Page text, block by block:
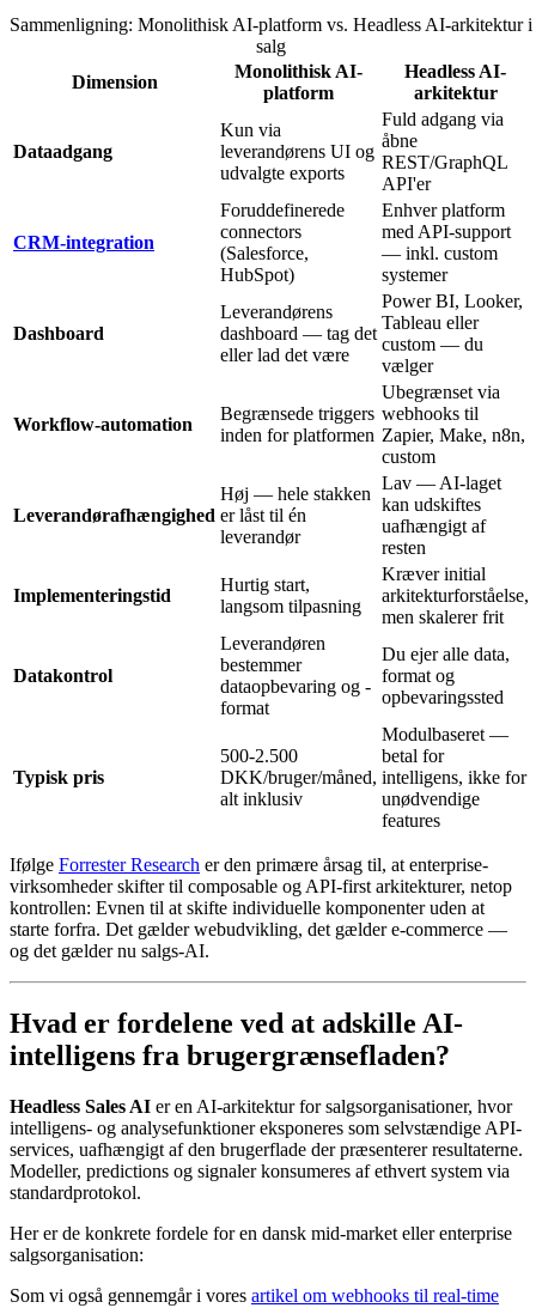
Sammenligning: Monolithisk AI-platform vs. Headless AI-arkitektur i
salg
Dimension
Monolithisk AI-
platform
Headless AI-
arkitektur
Dataadgang
Kun via
leverandørens UI og
udvalgte exports
Fuld adgang via
åbne
REST/GraphQL
API'er
CRM-integration
Foruddefinerede
connectors
(Salesforce,
HubSpot)
Enhver platform
med API-support
— inkl. custom
systemer
Dashboard
Leverandørens
dashboard — tag det
eller lad det være
Power BI, Looker,
Tableau eller
custom — du
vælger
Workflow-automation
Begrænsede triggers
inden for platformen
Ubegrænset via
webhooks til
Zapier, Make, n8n,
custom
Leverandørafhængighed
Høj — hele stakken
er låst til én
leverandør
Lav — AI-laget
kan udskiftes
uafhængigt af
resten
Implementeringstid
Hurtig start,
langsom tilpasning
Kræver initial
arkitekturforståelse,
men skalerer frit
Datakontrol
Leverandøren
bestemmer
dataopbevaring og -
format
Du ejer alle data,
format og
opbevaringssted
Typisk pris
500-2.500
DKK/bruger/måned,
alt inklusiv
Modulbaseret —
betal for
intelligens, ikke for
unødvendige
features
Ifølge Forrester Research er den primære årsag til, at enterprise-
virksomheder skifter til composable og API-first arkitekturer, netop
kontrollen: Evnen til at skifte individuelle komponenter uden at
starte forfra. Det gælder webudvikling, det gælder e-commerce —
og det gælder nu salgs-AI.
Hvad er fordelene ved at adskille AI-
intelligens fra brugergrænsefladen?
Headless Sales AI er en AI-arkitektur for salgsorganisationer, hvor
intelligens- og analysefunktioner eksponeres som selvstændige API-
services, uafhængigt af den brugerflade der præsenterer resultaterne.
Modeller, predictions og signaler konsumeres af ethvert system via
standardprotokol.
Her er de konkrete fordele for en dansk mid-market eller enterprise
salgsorganisation:
Som vi også gennemgår i vores artikel om webhooks til real-time